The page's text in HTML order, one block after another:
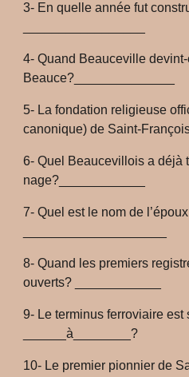
3- En quelle année fut
4- Quand Beauceville
Beauce?______________
5- La fondation religieuse
canonique) de Saint-
6- Quel Beaucevillois a déjà
nage?____________
7- Quel est le nom de
8- Quand les premiers
ouverts? ____________
9- Le terminus ferroviaire
______à________?
10- Le premier pionnier de